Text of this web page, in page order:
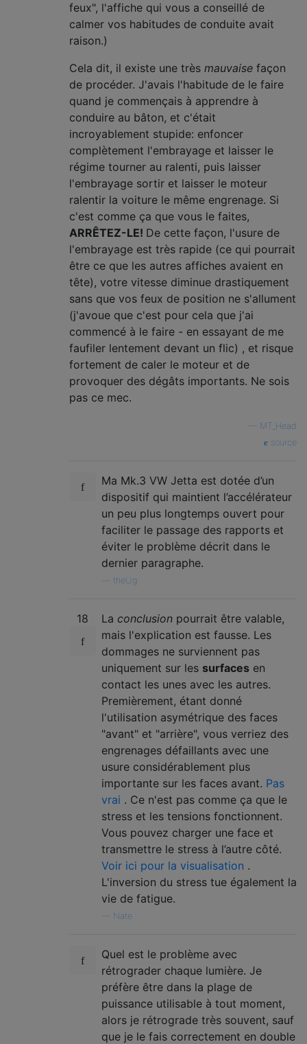
feux", l'affiche qui vous a conseillé de
calmer vos habitudes de conduite avait
raison.)
Cela dit, il existe une très mauvaise façon
de procéder. J'avais l'habitude de le faire
quand je commençais à apprendre à
conduire au bâton, et c'était
incroyablement stupide: enfoncer
complètement l'embrayage et laisser le
régime tourner au ralenti, puis laisser
l'embrayage sortir et laisser le moteur
ralentir la voiture le même engrenage. Si
c'est comme ça que vous le faites,
ARRÊTEZ-LE! De cette façon, l'usure de
l'embrayage est très rapide (ce qui pourrait
être ce que les autres affiches avaient en
tête), votre vitesse diminue drastiquement
sans que vos feux de position ne s'allument
(j'avoue que c'est pour cela que j'ai
commencé à le faire - en essayant de me
faufiler lentement devant un flic) , et risque
fortement de caler le moteur et de
provoquer des dégâts importants. Ne sois
pas ce mec.
MT_Head
source
Ma Mk.3 VW Jetta est dotée d’un
dispositif qui maintient l’accélérateur
un peu plus longtemps ouvert pour
faciliter le passage des rapports et
éviter le problème décrit dans le
dernier paragraphe.
theUg
18 La conclusion pourrait être valable,
mais l'explication est fausse. Les
dommages ne surviennent pas
uniquement sur les surfaces en
contact les unes avec les autres.
Premièrement, étant donné
l'utilisation asymétrique des faces
"avant" et "arrière", vous verriez des
engrenages défaillants avec une
usure considérablement plus
importante sur les faces avant. Pas
vrai . Ce n'est pas comme ça que le
stress et les tensions fonctionnent.
Vous pouvez charger une face et
transmettre le stress à l’autre côté.
Voir ici pour la visualisation .
L'inversion du stress tue également la
vie de fatigue.
Nate
Quel est le problème avec
rétrograder chaque lumière. Je
préfère être dans la plage de
puissance utilisable à tout moment,
alors je rétrograde très souvent, sauf
que je le fais correctement en double